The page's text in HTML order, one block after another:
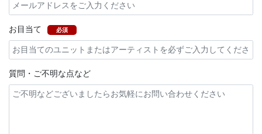
お目当て 必須
質問・ご不明な点など